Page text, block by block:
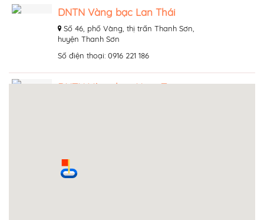
DNTN Vàng bạc Lan Thái
Số 46, phố Vàng, thị trấn Thanh Sơn,
huyện Thanh Sơn
Số điện thoại: 0916 221 186
DNTN Vàng bạc Nam Trang
Phiến